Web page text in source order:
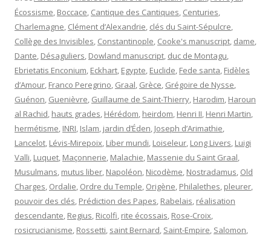
Écossisme, Boccace, Cantique des Cantiques, Centuries,
Charlemagne, Clément d’Alexandrie, clés du Saint-Sépulcre,
Collège des Invisibles, Constantinople, Cooke's manuscript, dame,
Dante, Désaguliers, Dowland manuscript, duc de Montagu,
Ebrietatis Enconium, Eckhart, Egypte, Euclide, Fede santa, Fidèles
d’Amour, Franco Peregrino, Graal, Grèce, Grégoire de Nysse,
Guénon, Guenièvre, Guillaume de Saint-Thierry, Harodim, Haroun
al Rachid, hauts grades, Hérédom, heirdom, Henri II, Henri Martin,
hermétisme, INRI, Islam, jardin d’Éden, Joseph d’Arimathie,
Lancelot, Lévis-Mirepoix, Liber mundi, Loiseleur, Long Livers, Luigi
Valli, Luquet, Maçonnerie, Malachie, Massenie du Saint Graal,
Musulmans, mutus liber, Napoléon, Nicodème, Nostradamus, Old
Charges, Ordalie, Ordre du Temple, Origène, Philalethes, pleurer,
pouvoir des clés, Prédiction des Papes, Rabelais, réalisation
descendante, Regius, Ricolfi, rite écossais, Rose-Croix,
rosicrucianisme, Rossetti, saint Bernard, Saint-Empire, Salomon,